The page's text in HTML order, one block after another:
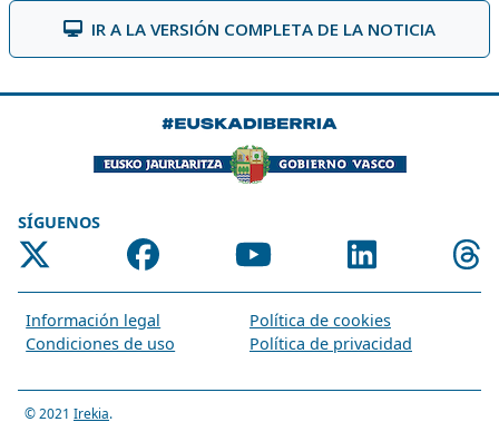
IR A LA VERSIÓN COMPLETA DE LA NOTICIA
SÍGUENOS
Información legal
Política de cookies
Condiciones de uso
Política de privacidad
© 2021 Irekia.